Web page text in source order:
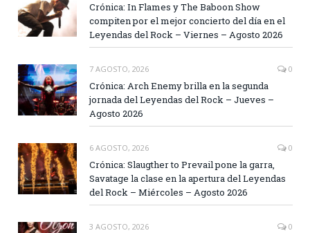
Crónica: In Flames y The Baboon Show
compiten por el mejor concierto del día en el
Leyendas del Rock – Viernes – Agosto 2026
7 AGOSTO, 2026 0
Crónica: Arch Enemy brilla en la segunda
jornada del Leyendas del Rock – Jueves –
Agosto 2026
6 AGOSTO, 2026 0
Crónica: Slaugther to Prevail pone la garra,
Savatage la clase en la apertura del Leyendas
del Rock – Miércoles – Agosto 2026
3 AGOSTO, 2026 0